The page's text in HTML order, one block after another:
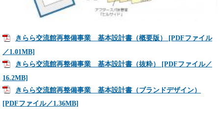
きらら交流館再整備事業 基本設計書（概要版） [PDFファイル
／1.01MB]
きらら交流館再整備事業 基本設計書（抜粋） [PDFファイル／
16.2MB]
きらら交流館再整備事業 基本設計書（ブランドデザイン）
[PDFファイル／1.36MB]